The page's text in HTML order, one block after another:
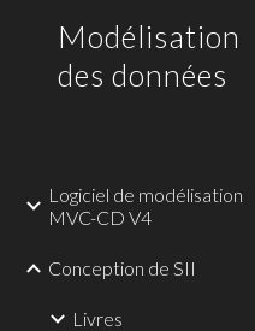
Modélisation
des données
Logiciel de modélisation
MVC-CD V4
Conception de SII
Livres